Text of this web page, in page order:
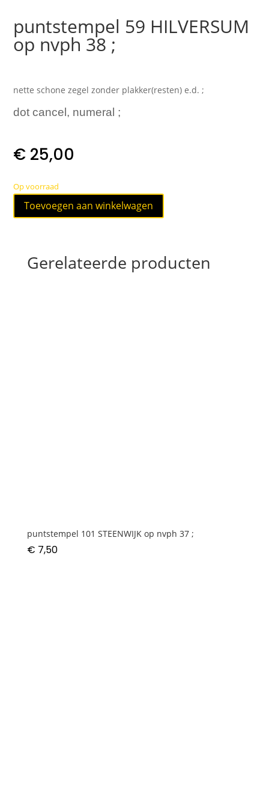
puntstempel 59 HILVERSUM
op nvph 38 ;
nette schone zegel zonder plakker(resten) e.d. ;
dot cancel, numeral ;
€ 25,00
Op voorraad
puntstempel
59
nvph
Toevoegen aan winkelwagen
Gerelateerde producten
puntstempel 101 STEENWIJK op nvph 37 ;
€ 7,50